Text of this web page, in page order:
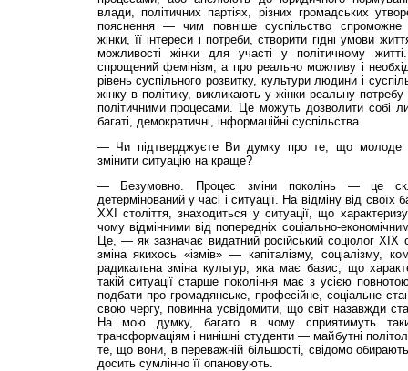
влади, політичних партіях, різних громадських
пояснення — чим повніше суспільство спроможне
жінки, її інтереси і потреби, створити гідні умови
можливості жінки для участі у політичному
спрощений фемінізм, а про реально можливу і
рівень суспільного розвитку, культури людини і
жінку в політику, викликають у жінки реальну
політичними процесами. Це можуть дозволити собі
багаті, демократичні, інформаційні суспільства.
— Чи підтверджуєте Ви думку про те, що молоде
змінити ситуацію на краще?
— Безумовно. Процес зміни поколінь — це
детермінований у часі і ситуації. На відміну від своїх
ХХІ століття, знаходиться у ситуації, що
чому відмінними від попередніх соціально-
Це, — як зазначає видатний російський соціолог ХІХ
зміна якихось «ізмів» — капіталізму, соціалізму,
радикальна зміна культур, яка має базис, що
такій ситуації старше покоління має з усією
подбати про громадянське, професійне, соціальне
свою чергу, повинна усвідомити, що світ назавжди
На мою думку, багато в чому сприятимуть
трансформаціям і нинішні студенти — майбутні
те, що вони, в переважній більшості, свідомо обирають
досить сумлінно її опановують.